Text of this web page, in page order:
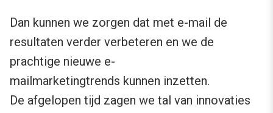
Dan kunnen we zorgen dat met e-mail de
resultaten verder verbeteren en we de
prachtige nieuwe e-
mailmarketingtrends kunnen inzetten.
De afgelopen tijd zagen we tal van innovaties